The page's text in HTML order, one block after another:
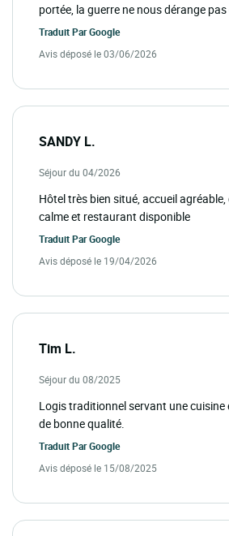
portée, la guerre ne nous dérange pas
Traduit ParGoogle
Avis déposé le 03/06/2026
SANDY L.
Séjour du 04/2026
Hôtel très bien situé, accueil
calme et restaurant disponible
Traduit ParGoogle
Avis déposé le 19/04/2026
Tim L.
Séjour du 08/2025
Logis traditionnel servant une cuisine
de bonne qualité.
Traduit ParGoogle
Avis déposé le 15/08/2025